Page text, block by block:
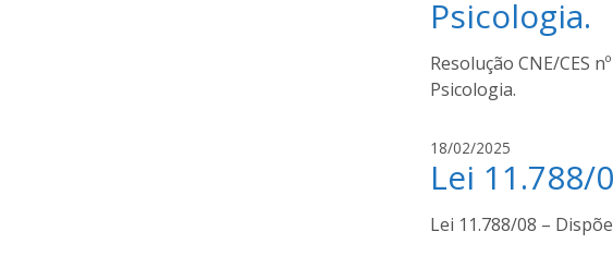
o
a
d
o
h
o
Psicologia.
Resolução CNE/CES
Psicologia.
18/02/2025i
v
a
n
Lei
Lei 11.788/08 –